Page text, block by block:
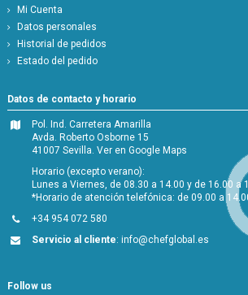
Mi Cuenta
Datos personales
Historial de pedidos
Estado del pedido
Datos de contacto y horario
Pol. Ind. Carretera Amarilla
Avda. Roberto Osborne 15
41007 Sevilla.Ver en Google Maps
Horario (excepto verano):
Lunes a Viernes, de 08.30 a 14.00 y de 16.00 a
*Horario de atención telefónica: de 09.00 a
+34 954 072 580
Servicio al cliente:info@chefglobal.es
Follow us